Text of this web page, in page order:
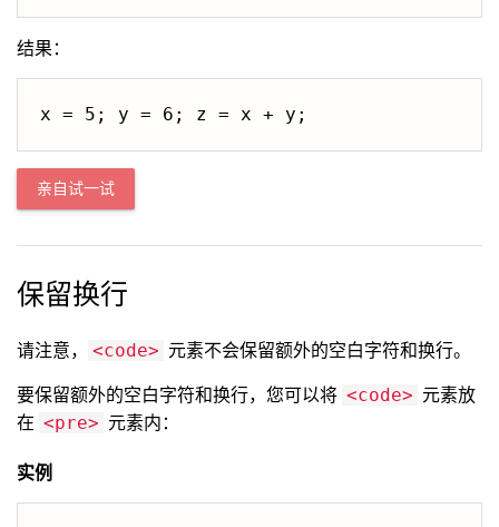
结果：
亲自试一试
保留换行
请注意， <code> 元素不会保留额外的空白字符和换行。
要保留额外的空白字符和换行，您可以将 <code> 元素放
在 <pre> 元素内：
实例